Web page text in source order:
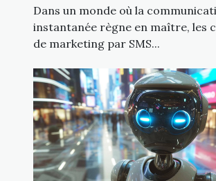
SMS pour un impact
Dans un monde où la
instantanée règne en maître, les
de marketing par SMS...